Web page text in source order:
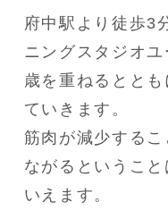
府中駅より徒歩3
ニングスタジオユ
歳を重ねるとと
ていきます。
筋肉が減少する
ながるというこ
いえます。